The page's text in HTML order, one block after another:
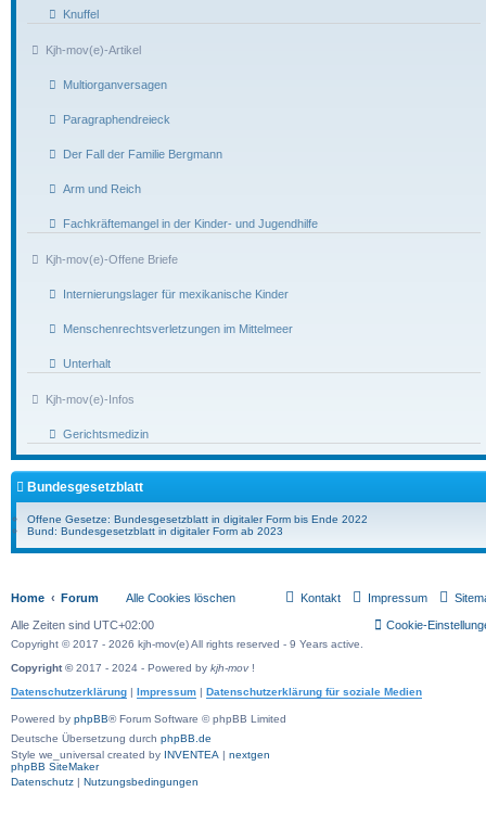
Knuffel
Kjh-mov(e)-Artikel
Multiorganversagen
Paragraphendreieck
Der Fall der Familie Bergmann
Arm und Reich
Fachkräftemangel in der Kinder- und Jugendhilfe
Kjh-mov(e)-Offene Briefe
Internierungslager für mexikanische Kinder
Menschenrechtsverletzungen im Mittelmeer
Unterhalt
Kjh-mov(e)-Infos
Gerichtsmedizin
Bundesgesetzblatt
Offene Gesetze: Bundesgesetzblatt in digitaler Form bis Ende 2022
Bund: Bundesgesetzblatt in digitaler Form ab 2023
Home Forum Impressum
Kontakt
Alle Cookies löschen
Alle Zeiten sind UTC+02:00 Cookie-
Copyright © 2017 - 2026 kjh-mov(e) All rights reserved - 9 Years active.
Copyright ©2017 - 2024 - Powered by kjh-mov!
Datenschutzerklärung
Impressum Datenschutzerklärung für soziale Medien
Powered by phpBB® Forum Software © phpBB Limited
Deutsche Übersetzung durch phpBB.de
Style we_universal created by
INVENTEA
nextgen
phpBB SiteMaker
Datenschutz
Nutzungsbedingungen